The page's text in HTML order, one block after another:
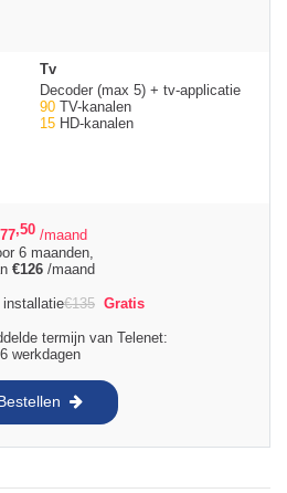
Tv
Decoder (max 5) + tv-applicatie
90 TV-kanalen
15 HD-kanalen
77,50 /maand
6 maanden,
€126 /maand
€135 Gratis
termijn van Telenet:
6 werkdagen